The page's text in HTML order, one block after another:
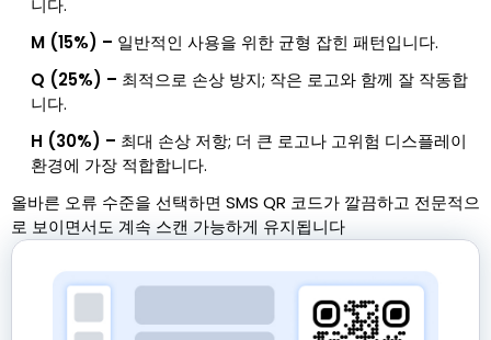
니다.
M (15%) – 일반적인 사용을 위한 균형 잡힌 패턴입니다.
Q (25%) – 최적으로 손상 방지; 작은 로고와 함께 잘 작동합
니다.
H (30%) – 최대 손상 저항; 더 큰 로고나 고위험 디스플레이
환경에 가장 적합합니다.
올바른 오류 수준을 선택하면 SMS QR 코드가 깔끔하고 전문적으
로 보이면서도 계속 스캔 가능하게 유지됩니다